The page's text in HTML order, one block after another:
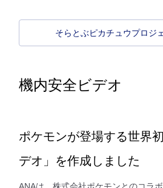
そらとぶピカチュウプロジ
機内安全ビデオ
ポケモンが登場する世界
デオ」を作成しました